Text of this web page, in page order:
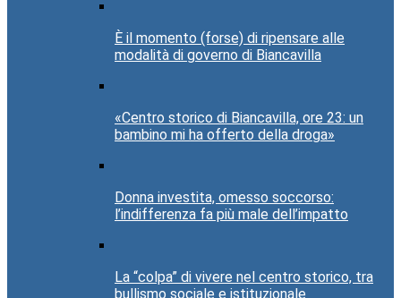
È il momento (forse) di ripensare alle
modalità di governo di Biancavilla
«Centro storico di Biancavilla, ore 23: un
bambino mi ha offerto della droga»
Donna investita, omesso soccorso:
l’indifferenza fa più male dell’impatto
La “colpa” di vivere nel centro storico, tra
bullismo sociale e istituzionale